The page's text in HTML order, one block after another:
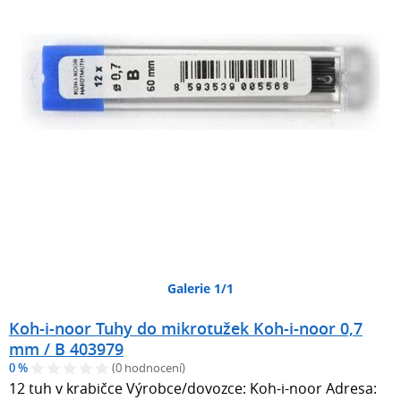
Galerie 1/1
Koh-i-noor Tuhy do mikrotužek Koh-i-noor 0,7
mm / B 403979
0 % (0 hodnocení)
12 tuh v krabičce Výrobce/dovozce: Koh-i-noor Adresa: